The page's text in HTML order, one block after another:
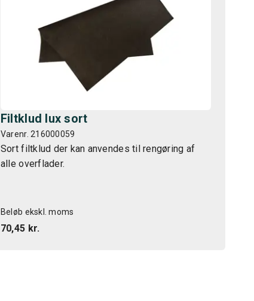
Filtklud lux sort
Varenr. 216000059
Sort filtklud der kan anvendes til rengøring af
alle overflader.
Beløb ekskl. moms
70,45 kr.